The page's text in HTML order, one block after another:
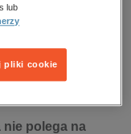
informatyka
EPUB, MOBI i
polega na
lub
pliki cookie